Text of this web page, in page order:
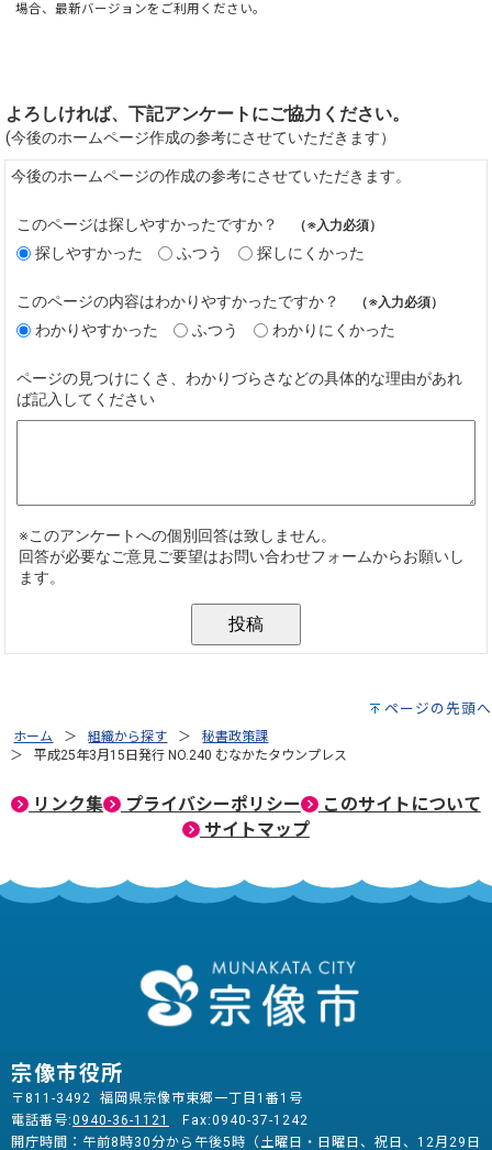
場合、最新バージョンをご利用ください。
ページの先頭へ
ホーム 組織から探す
秘書政策課
平成25年3月15日発行 NO.240 むなかたタウンプレス
リンク集 プライバシーポリシー
このサイトについて
サイトマップ
宗像市役所
〒811-3492 福岡県宗像市東郷一丁目1番1号
電話番号:0940-36-1121
Fax:0940-37-1242
開庁時間：午前8時30分から午後5時（土曜日・日曜日、祝日、12月29日